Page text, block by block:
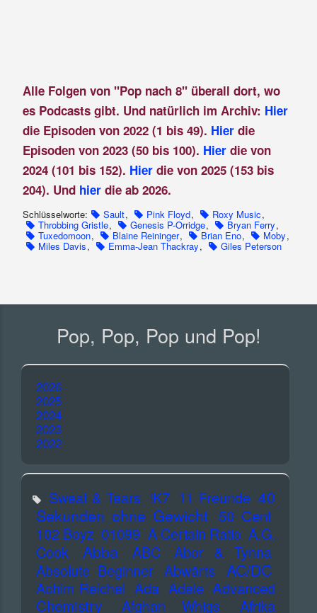
Alle Folgen von "Pop nach 8" überall dort, wo
es Podcasts gibt. Und natürlich im Archiv: Hier
die Episoden von 2022 (1 bis 49). Hierdie
Episoden von 2023 (50 bis 100). Hier die von
2024 (101 bis 152). Hier die von 2025 (153 bis
204). Und hier die ab 2026.
Schlüsselworte: Sault, Pink Floyd, Roxy Music,
Throbbing Gristle, Genesis P-Orridge, Bryan Ferry,
Tuxedomoon, Blaine Reininger, Brian Eno, Moby,
Miles Davis, Emma-Jean Thackray, Giles Peterson
Pop, Pop, Pop und Pop!
2026
2025
2024
2023
2022
Sweat & Tears !K7 11 Freunde 40
Sekunden ohne Gewicht 50 Cent
102 Boyz 01099 A Certain Ratio A.G.
Cook
Abba ABC
Abor & Tynna
Absolute Beginner Abwärts AC/DC
Achim Reichel Ada Adele Advanced
Chemistry
Afghan Whigs
Afrika